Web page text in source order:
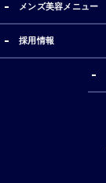
メンズ美容メニュー
採用情報